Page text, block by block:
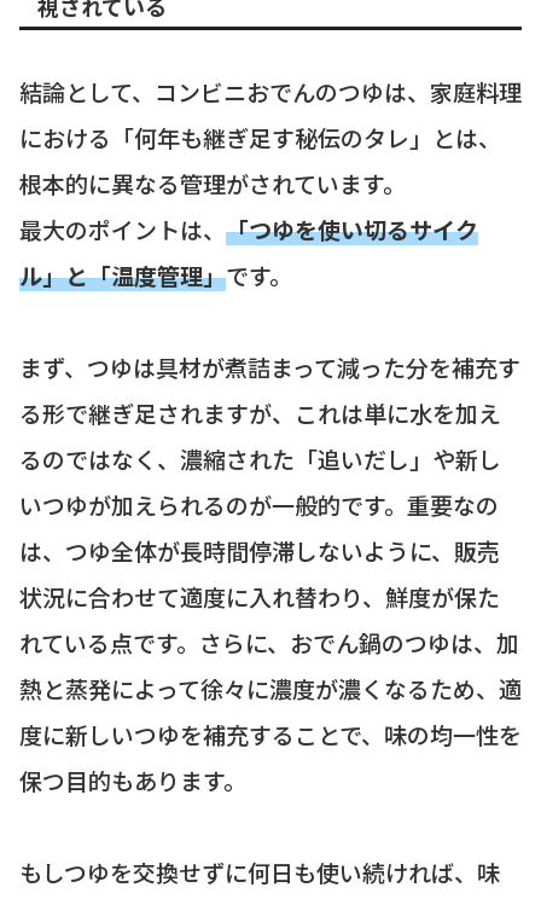
結論として、コンビニおでんのつゆは、家庭料理
における「何年も継ぎ足す秘伝のタレ」とは、
根本的に異なる管理がされています。
最大のポイントは、 「つゆを使い切るサイク
ル」と「温度管理」です。
まず、つゆは具材が煮詰まって減った分を補充す
る形で継ぎ足されますが、これは単に水を加え
るのではなく、濃縮された「追いだし」や新し
いつゆが加えられるのが一般的です。重要なの
は、つゆ全体が長時間停滞しないように、販売
状況に合わせて適度に入れ替わり、鮮度が保た
れている点です。さらに、おでん鍋のつゆは、加
熱と蒸発によって徐々に濃度が濃くなるため、適
度に新しいつゆを補充することで、味の均一性を
保つ目的もあります。
もしつゆを交換せずに何日も使い続ければ、味